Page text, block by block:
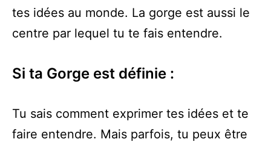
tes idées au monde. La gorge est aussi le
centre par lequel tu te fais entendre.
Si ta Gorge est définie :
Tu sais comment exprimer tes idées et te
faire entendre. Mais parfois, tu peux être